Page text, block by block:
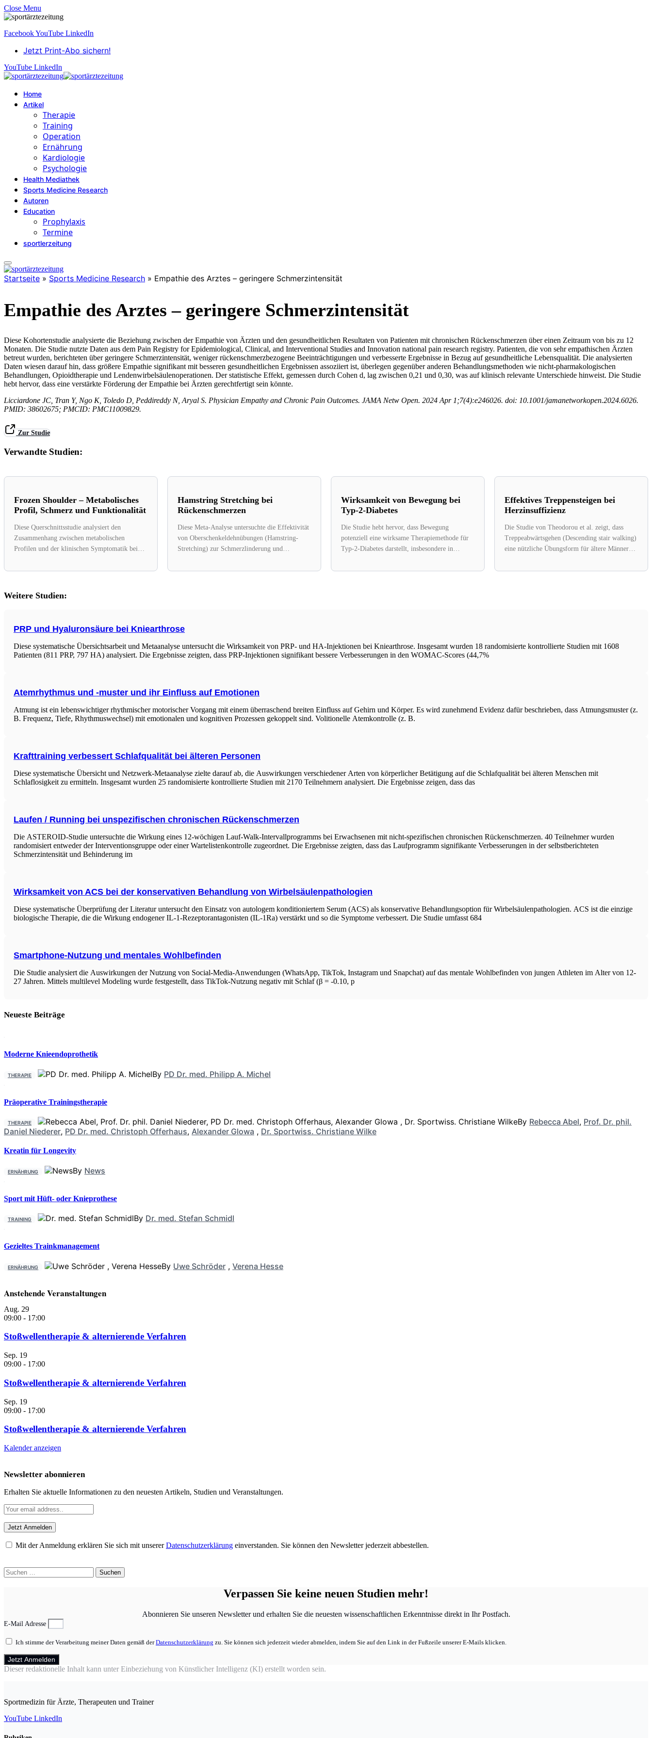
Close Menu
FacebookYouTube LinkedIn
Jetzt Print-Abo sichern!
YouTube LinkedIn
Home
Artikel
Therapie
Training
Operation
Ernährung
Kardiologie
Psychologie
Health Mediathek
Sports Medicine Research
Autoren
Education
Prophylaxis
Termine
sportlerzeitung
Startseite » Sports Medicine Research » Empathie des Arztes – geringere Schmerzintensität
Empathie des Arztes – geringere Schmerzintensität
Diese Kohortenstudie analysierte die Beziehung zwischen der Empathie von Ärzten und den gesundheitlichen Resultaten von Patienten mit chronischen Rückenschmerzen über einen Zeitraum von bis zu 12
Monaten. Die Studie nutzte Daten aus dem Pain Registry for Epidemiological, Clinical, and Interventional Studies and Innovation national pain research registry. Patienten, die von sehr empathischen Ärzten
betreut wurden, berichteten über geringere Schmerzintensität, weniger rückenschmerzbezogene Beeinträchtigungen und verbesserte Ergebnisse in Bezug auf gesundheitliche Lebensqualität. Die analysierten
Daten wiesen darauf hin, dass größere Empathie signifikant mit besseren gesundheitlichen Ergebnissen assoziiert ist, überlegen gegenüber anderen Behandlungsmethoden wie nicht-pharmakologischen
Behandlungen, Opioidtherapie und Lendenwirbelsäulenoperationen. Der statistische Effekt, gemessen durch Cohen d, lag zwischen 0,21 und 0,30, was auf klinisch relevante Unterschiede hinweist. Die Studie
hebt hervor, dass eine verstärkte Förderung der Empathie bei Ärzten gerechtfertigt sein könnte.
Licciardone JC, Tran Y, Ngo K, Toledo D, Peddireddy N, Aryal S. Physician Empathy and Chronic Pain Outcomes. JAMA Netw Open. 2024 Apr 1;7(4):e246026. doi: 10.1001/jamanetworkopen.2024.6026.
PMID: 38602675; PMCID: PMC11009829.
Zur Studie
Verwandte Studien:
Frozen Shoulder – Metabolisches
Profil, Schmerz und Funktionalität
Diese Querschnittsstudie analysiert den
Zusammenhang zwischen metabolischen
Profilen und der klinischen Symptomatik bei
Kapsulitis). Die...
Hamstring Stretching bei
Rückenschmerzen
Diese Meta-Analyse untersuchte die Effektivität
von Oberschenkeldehnübungen (Hamstring-
Stretching) zur Schmerzlinderung und
Rückenschmerzen. Die Analyse, die 14...
Wirksamkeit von Bewegung bei
Typ-2-Diabetes
Die Studie hebt hervor, dass Bewegung
potenziell eine wirksame Therapiemethode für
Typ-2-Diabetes darstellt, insbesondere in
Interventionen. Sie...
Effektives Treppensteigen bei
Herzinsuffizienz
Die Studie von Theodorou et al. zeigt, dass
Treppeabwärtsgehen (Descending stair walking)
eine nützliche Übungsform für ältere Männer
Weitere Studien:
PRP und Hyaluronsäure bei Kniearthrose
Diese systematische Übersichtsarbeit und Metaanalyse untersucht die Wirksamkeit von PRP- und HA-Injektionen bei Kniearthrose. Insgesamt wurden 18 randomisierte kontrollierte Studien mit 1608
Patienten (811 PRP, 797 HA) analysiert. Die Ergebnisse zeigten, dass PRP-Injektionen signifikant bessere Verbesserungen in den WOMAC-Scores (44,7%
Atemrhythmus und -muster und ihr Einfluss auf Emotionen
Atmung ist ein lebenswichtiger rhythmischer motorischer Vorgang mit einem überraschend breiten Einfluss auf Gehirn und Körper. Es wird zunehmend Evidenz dafür beschrieben, dass Atmungsmuster (z.
B. Frequenz, Tiefe, Rhythmus­wechsel) mit emotionalen und kognitiven Prozessen gekoppelt sind. Volitionelle Atemkontrolle (z. B.
Krafttraining verbessert Schlafqualität bei älteren Personen
Diese systematische Übersicht und Netzwerk-Metaanalyse zielte darauf ab, die Auswirkungen verschiedener Arten von körperlicher Betätigung auf die Schlafqualität bei älteren Menschen mit
Schlaflosigkeit zu ermitteln. Insgesamt wurden 25 randomisierte kontrollierte Studien mit 2170 Teilnehmern analysiert. Die Ergebnisse zeigen, dass das
Laufen / Running bei unspezifischen chronischen Rückenschmerzen
Die ASTEROID-Studie untersuchte die Wirkung eines 12-wöchigen Lauf-Walk-Intervallprogramms bei Erwachsenen mit nicht-spezifischen chronischen Rückenschmerzen. 40 Teilnehmer wurden
randomisiert entweder der Interventionsgruppe oder einer Wartelistenkontrolle zugeordnet. Die Ergebnisse zeigten, dass das Laufprogramm signifikante Verbesserungen in der selbstberichteten
Schmerzintensität und Behinderung im
Wirksamkeit von ACS bei der konservativen Behandlung von Wirbelsäulenpathologien
Diese systematische Überprüfung der Literatur untersucht den Einsatz von autologem konditioniertem Serum (ACS) als konservative Behandlungsoption für Wirbelsäulenpathologien. ACS ist die einzige
biologische Therapie, die die Wirkung endogener IL-1-Rezeptorantagonisten (IL-1Ra) verstärkt und so die Symptome verbessert. Die Studie umfasst 684
Smartphone-Nutzung und mentales Wohlbefinden
Die Studie analysiert die Auswirkungen der Nutzung von Social-Media-Anwendungen (WhatsApp, TikTok, Instagram und Snapchat) auf das mentale Wohlbefinden von jungen Athleten im Alter von 12-
27 Jahren. Mittels multilevel Modeling wurde festgestellt, dass TikTok-Nutzung negativ mit Schlaf (β = -0.10, p
Neueste Beiträge
Moderne Knieendoprothetik
THERAPIE By PD Dr. med. Philipp A. Michel
Präoperative Trainingstherapie
THERAPIE By Rebecca Abel, Prof. Dr. phil.
Daniel Niederer, PD Dr. med. Christoph Offerhaus, Alexander Glowa , Dr. Sportwiss. Christiane Wilke
Kreatin für Longevity
ERNÄHRUNG By News
Sport mit Hüft- oder Knieprothese
TRAINING By Dr. med. Stefan Schmidl
Gezieltes Trainkmanagement
ERNÄHRUNG By Uwe Schröder , Verena Hesse
Anstehende Veranstaltungen
Aug. 29
09:00 - 17:00
Stoßwellentherapie & alternierende Verfahren
Sep. 19
09:00 - 17:00
Stoßwellentherapie & alternierende Verfahren
Sep. 19
09:00 - 17:00
Stoßwellentherapie & alternierende Verfahren
Kalender anzeigen
Newsletter abonnieren
Erhalten Sie aktuelle Informationen zu den neuesten Artikeln, Studien und Veranstaltungen.
Mit der Anmeldung erklären Sie sich mit unsererDatenschutzerklärung einverstanden. Sie können den Newsletter jederzeit abbestellen.
Suchen
nach:
Verpassen Sie keine neuen Studien mehr!
Abonnieren Sie unseren Newsletter und erhalten Sie die neuesten wissenschaftlichen Erkenntnisse direkt in Ihr Postfach.
E-Mail Adresse
Ich stimme der Verarbeitung meiner Daten gemäß derDatenschutzerklärung zu. Sie können sich jederzeit wieder abmelden, indem Sie auf den Link in der Fußzeile unserer E-Mails klicken.
Jetzt Anmelden
Dieser redaktionelle Inhalt kann unter Einbeziehung von Künstlicher Intelligenz (KI) erstellt worden sein.
Sportmedizin für Ärzte, Therapeuten und Trainer
YouTube LinkedIn